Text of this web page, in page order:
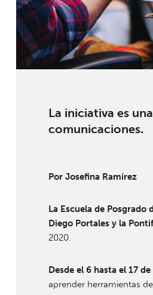
La iniciativa es
comunicaciones.
Por Josefina Ramírez
La Escuela de
Diego Portales y la
2020.
Desde el 6 hasta el 17
aprender herramientas